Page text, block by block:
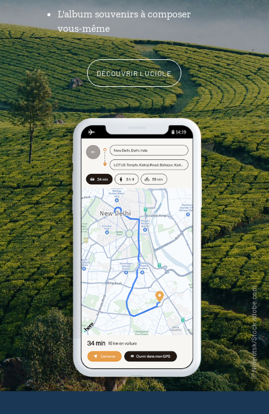
L'album souvenirs à composer
vous-même
DÉCOUVRIR LUCIOLE